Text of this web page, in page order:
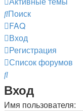
Поиск
FAQ
Вход
Регистрация
Список форумов
Поиск
Вход
Имя пользователя: